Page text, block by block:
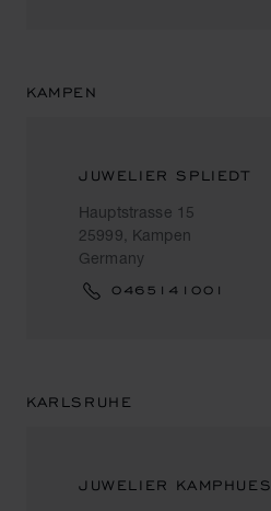
KAMPEN
JUWELIER SPLIEDT
Hauptstrasse 15
25999, Kampen
Germany
0465141001
KARLSRUHE
JUWELIER KAMPHUES